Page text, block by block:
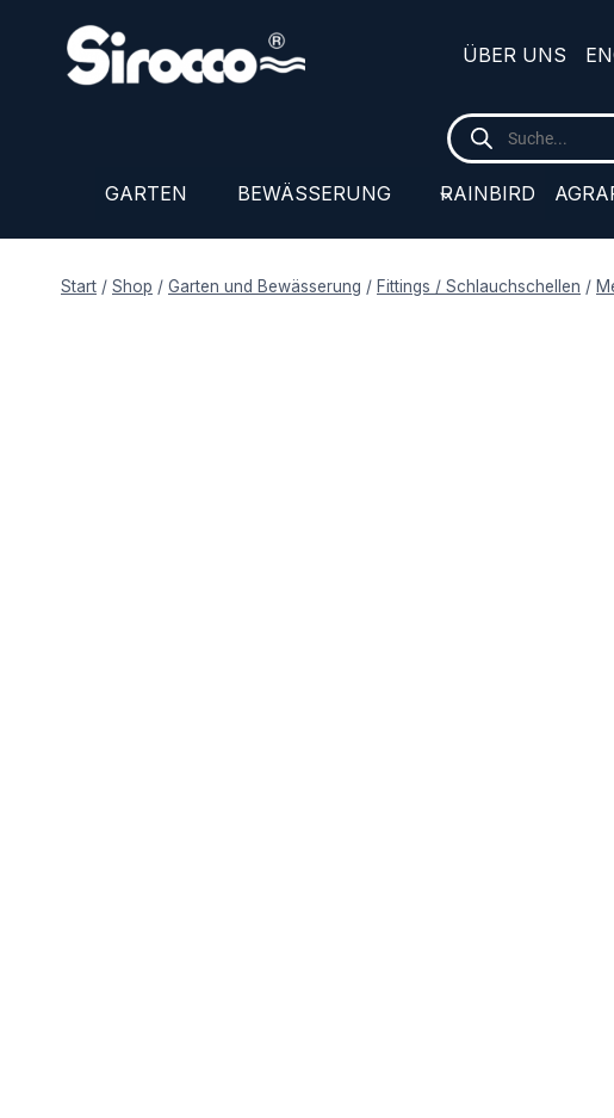
springen
ÜBER UNS
Products
search
GARTEN BEWÄSSERUNG RAINBIRD
Start / Shop / Garten und Bewässerung / Fittings / Schlauchschellen /